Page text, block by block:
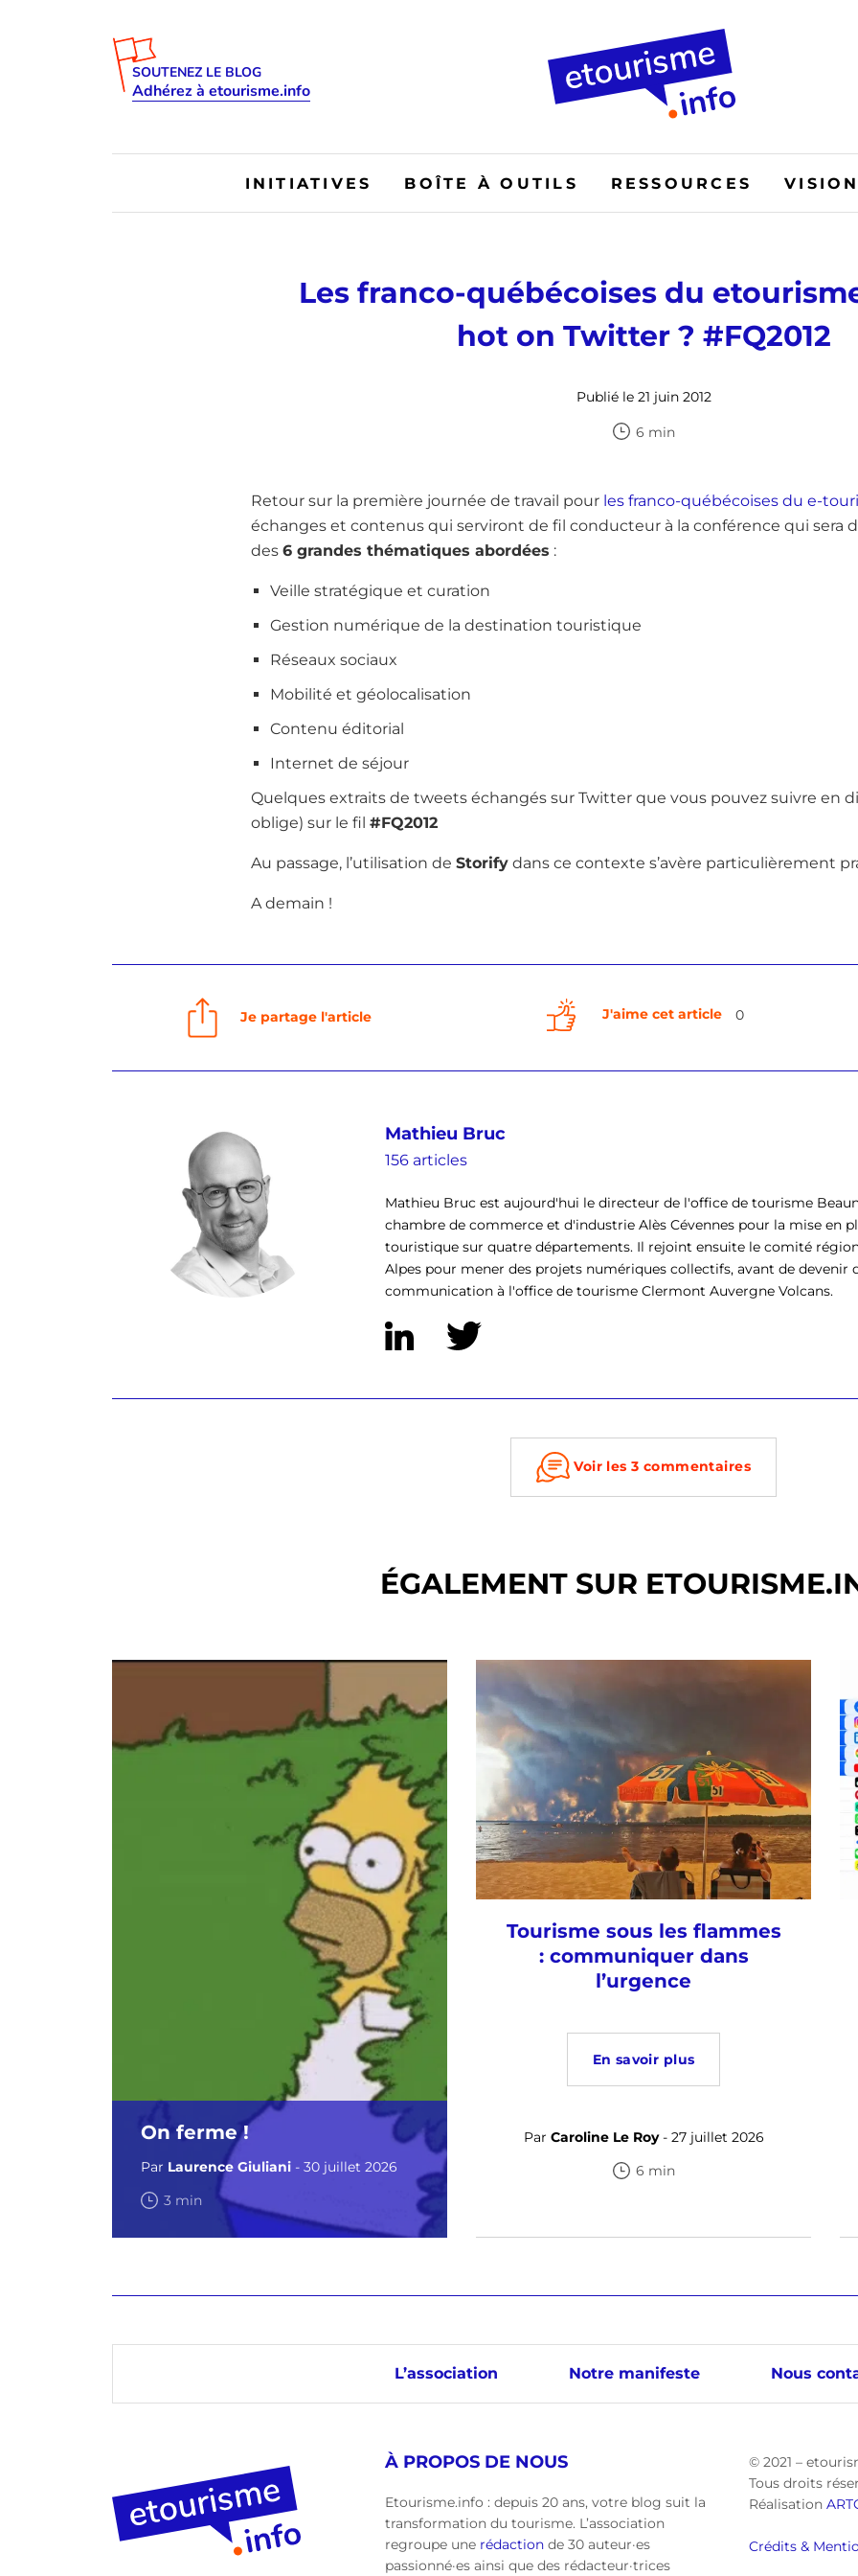
SOUTENEZ LE BLOG
Adhérez à etourisme.info
INITIATIVES BOÎTE À OUTILS RESSOURCES
Les franco-québécoises du
hot on Twitter ? #FQ2012
Publié le 21 juin 2012
6 min
Retour sur la première journée de travail pour les franco-québécoises du e-
échanges et contenus qui serviront de fil conducteur à la conférence qui sera
des 6 grandes thématiques abordées :
Veille stratégique et curation
Gestion numérique de la destination touristique
Réseaux sociaux
Mobilité et géolocalisation
Contenu éditorial
Internet de séjour
Quelques extraits de tweets échangés sur Twitter que vous pouvez suivre en
oblige) sur le fil #FQ2012
Au passage, l’utilisation de Storify dans ce contexte s’avère particulièrement
A demain !
Je partage l'article J'aime cet article 0
Mathieu Bruc
156 articles
Mathieu Bruc est aujourd'hui le directeur de l'office de tourisme
chambre de commerce et d'industrie Alès Cévennes pour la mise en
touristique sur quatre départements. Il rejoint ensuite le comité
Alpes pour mener des projets numériques collectifs, avant de
communication à l'office de tourisme Clermont Auvergne Volcans.
Voir les 3 commentaires
ÉGALEMENT SUR
On ferme !
Par Laurence Giuliani - 30 juillet 2026
3 min
Tourisme sous les flammes
: communiquer dans
l’urgence
En savoir plus
Par Caroline Le Roy- 27 juillet 2026
6 min
L’association Notre manifeste Nous
À PROPOS DE NOUS
Etourisme.info : depuis 20 ans, votre blog suit la
transformation du tourisme. L’association
regroupe une rédaction de 30 auteur·es
passionné·es ainsi que des rédacteur·trices
© 2021 –
Tous droits
Réalisation
Crédits &